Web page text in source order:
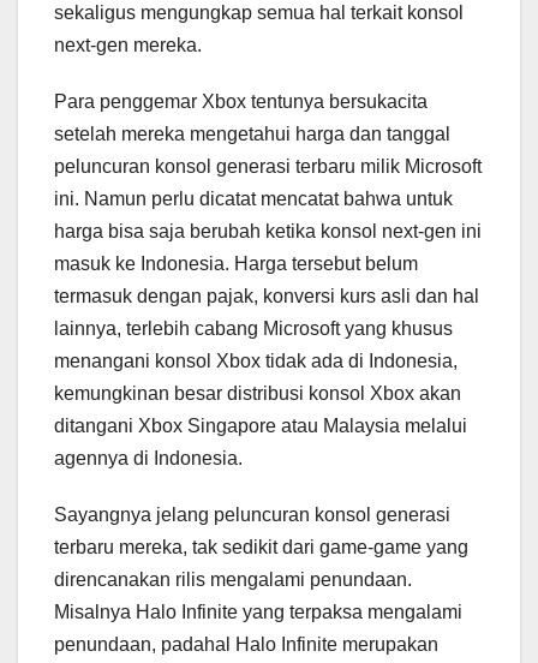
sekaligus mengungkap semua hal terkait konsol
next-gen mereka.
Para penggemar Xbox tentunya bersukacita
setelah mereka mengetahui harga dan tanggal
peluncuran konsol generasi terbaru milik Microsoft
ini. Namun perlu dicatat mencatat bahwa untuk
harga bisa saja berubah ketika konsol next-gen ini
masuk ke Indonesia. Harga tersebut belum
termasuk dengan pajak, konversi kurs asli dan hal
lainnya, terlebih cabang Microsoft yang khusus
menangani konsol Xbox tidak ada di Indonesia,
kemungkinan besar distribusi konsol Xbox akan
ditangani Xbox Singapore atau Malaysia melalui
agennya di Indonesia.
Sayangnya jelang peluncuran konsol generasi
terbaru mereka, tak sedikit dari game-game yang
direncanakan rilis mengalami penundaan.
Misalnya Halo Infinite yang terpaksa mengalami
penundaan, padahal Halo Infinite merupakan